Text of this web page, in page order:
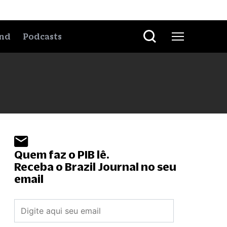
Podcasts
Quem faz o PIB lê.
Receba o Brazil Journal no seu
email